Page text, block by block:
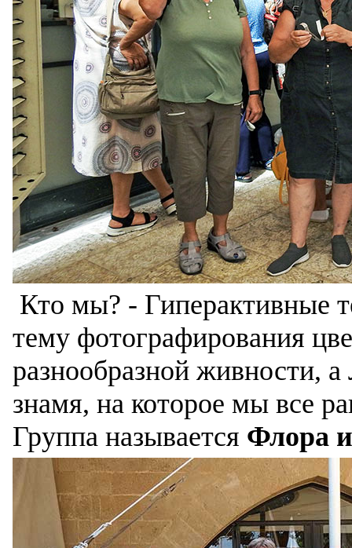
Кто мы? - Гиперактивные
тему фотографирования
разнообразной живности,
знамя, на которое мы все
Группа называется Флора